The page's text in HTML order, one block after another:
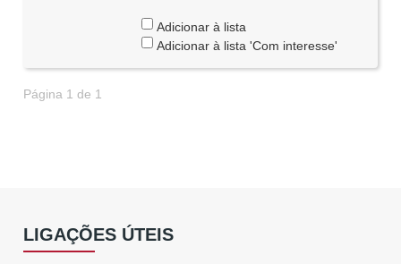
Adicionar à lista
Adicionar à lista 'Com interesse'
Página 1 de 1
LIGAÇÕES ÚTEIS